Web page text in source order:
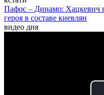
Пафос – Динамо: Хацкевич
героя в составе киевлян
видео дня